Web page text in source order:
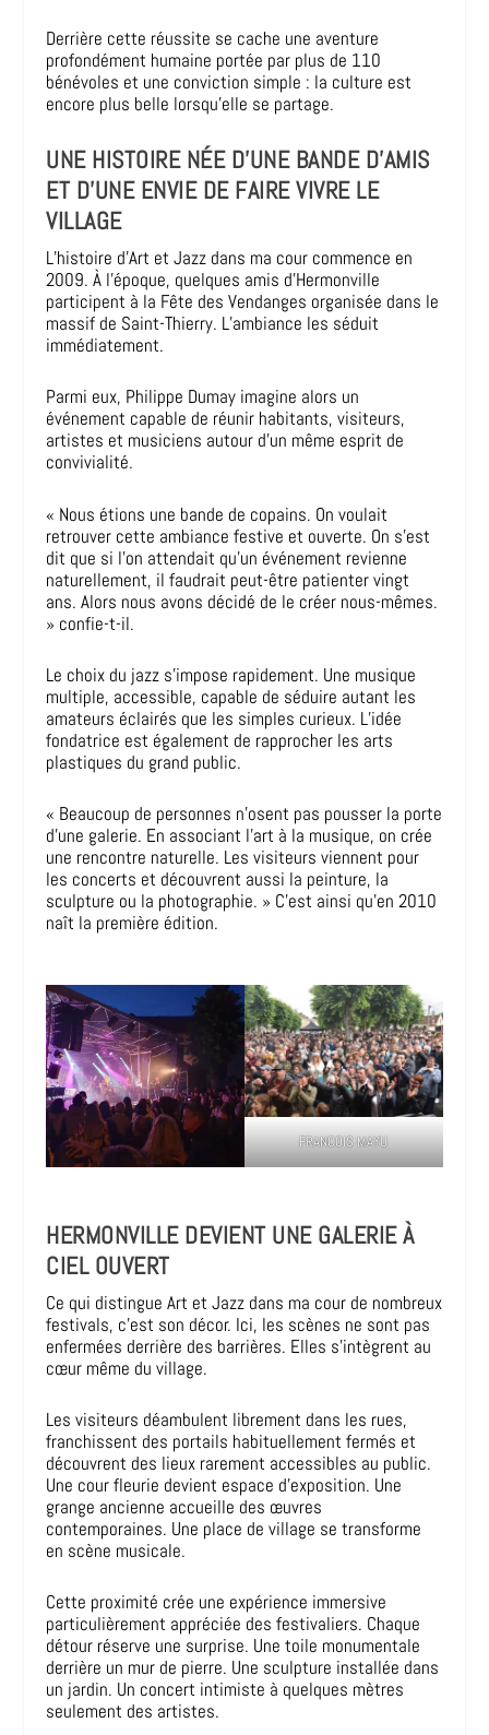
Derrière cette réussite se cache une aventure
profondément humaine portée par plus de 110
bénévoles et une conviction simple : la culture est
encore plus belle lorsqu’elle se partage.
UNE HISTOIRE NÉE D’UNE BANDE D’AMIS
ET D’UNE ENVIE DE FAIRE VIVRE LE
VILLAGE
L’histoire d’Art et Jazz dans ma cour commence en
2009. À l’époque, quelques amis d’Hermonville
participent à la Fête des Vendanges organisée dans le
massif de Saint-Thierry. L’ambiance les séduit
immédiatement.
Parmi eux, Philippe Dumay imagine alors un
événement capable de réunir habitants, visiteurs,
artistes et musiciens autour d’un même esprit de
convivialité.
« Nous étions une bande de copains. On voulait
retrouver cette ambiance festive et ouverte. On s’est
dit que si l’on attendait qu’un événement revienne
naturellement, il faudrait peut-être patienter vingt
ans. Alors nous avons décidé de le créer nous-mêmes.
» confie-t-il.
Le choix du jazz s’impose rapidement. Une musique
multiple, accessible, capable de séduire autant les
amateurs éclairés que les simples curieux. L’idée
fondatrice est également de rapprocher les arts
plastiques du grand public.
« Beaucoup de personnes n’osent pas pousser la porte
d’une galerie. En associant l’art à la musique, on crée
une rencontre naturelle. Les visiteurs viennent pour
les concerts et découvrent aussi la peinture, la
sculpture ou la photographie. » C’est ainsi qu’en 2010
naît la première édition.
FRANCOIS MAYU
HERMONVILLE DEVIENT UNE GALERIE À
CIEL OUVERT
Ce qui distingue Art et Jazz dans ma cour de nombreux
festivals, c’est son décor. Ici, les scènes ne sont pas
enfermées derrière des barrières. Elles s’intègrent au
cœur même du village.
Les visiteurs déambulent librement dans les rues,
franchissent des portails habituellement fermés et
découvrent des lieux rarement accessibles au public.
Une cour fleurie devient espace d’exposition. Une
grange ancienne accueille des œuvres
contemporaines. Une place de village se transforme
en scène musicale.
Cette proximité crée une expérience immersive
particulièrement appréciée des festivaliers. Chaque
détour réserve une surprise. Une toile monumentale
derrière un mur de pierre. Une sculpture installée dans
un jardin. Un concert intimiste à quelques mètres
seulement des artistes.